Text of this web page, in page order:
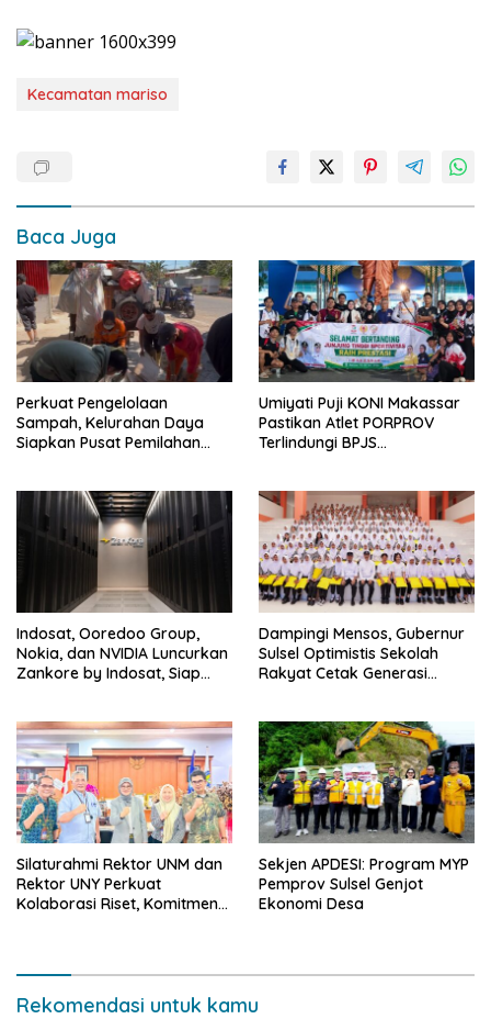
Kecamatan mariso
Baca Juga
Perkuat Pengelolaan
Sampah, Kelurahan Daya
Siapkan Pusat Pemilahan
Umiyati Puji KONI Makassar
Pastikan Atlet PORPROV
Terlindungi BPJS
Indosat, Ooredoo Group,
Nokia, dan NVIDIA Luncurkan
Zankore by Indosat, Siap
Infrastruktur AI Terintegerasi
Dampingi Mensos, Gubernur
Sulsel Optimistis Sekolah
Rakyat Cetak Generasi
Silaturahmi Rektor UNM dan
Rektor UNY Perkuat
Kolaborasi Riset, Komitmen
Sekjen APDESI: Program MYP
Pemprov Sulsel Genjot
Ekonomi Desa
Rekomendasi untuk kamu